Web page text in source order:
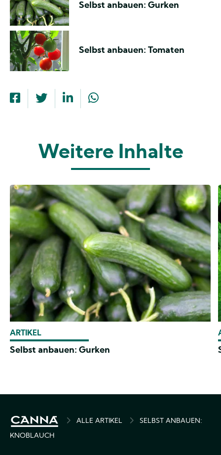
Selbst anbauen: Gurken
Selbst anbauen: Tomaten
Weitere Inhalte
ARTIKEL
Selbst anbauen: Gurken
PFADNAVIGATION
ALLE ARTIKEL
SELBST ANBAUEN:
KNOBLAUCH